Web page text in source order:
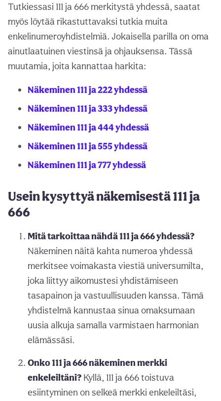
Tutkiessasi 111 ja 666 merkitystä yhdessä, saatat
myös löytää rikastuttavaksi tutkia muita
enkelinumeroyhdistelmiä. Jokaisella parilla on oma
ainutlaatuinen viestinsä ja ohjauksensa. Tässä
muutamia, joita kannattaa harkita:
Näkeminen 111 ja 222 yhdessä
Näkeminen 111 ja 333 yhdessä
Näkeminen 111 ja 444 yhdessä
Näkeminen 111 ja 555 yhdessä
Näkeminen 111 ja 777 yhdessä
Usein kysyttyä näkemisestä 111 ja
666
Mitä tarkoittaa nähdä 111 ja 666 yhdessä?
Näkeminen näitä kahta numeroa yhdessä
merkitsee voimakasta viestiä universumilta,
joka liittyy aikomustesi yhdistämiseen
tasapainon ja vastuullisuuden kanssa. Tämä
yhdistelmä kannustaa sinua omaksumaan
uusia alkuja samalla varmistaen harmonian
elämässäsi.
Onko 111 ja 666 näkeminen merkki
enkeleiltäni? Kyllä, 111 ja 666 toistuva
esiintyminen on selkeä merkki enkeleiltäsi,